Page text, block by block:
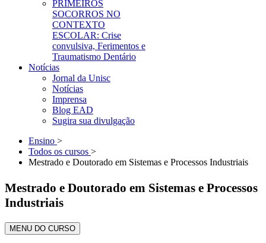
PRIMEIROS
SOCORROS NO
CONTEXTO
ESCOLAR: Crise
convulsiva, Ferimentos e
Traumatismo Dentário
Notícias
Jornal da Unisc
Notícias
Imprensa
Blog EAD
Sugira sua divulgação
Ensino >
Todos os cursos >
Mestrado e Doutorado em Sistemas e Processos Industriais
Mestrado e Doutorado em Sistemas e Processos
Industriais
MENU DO CURSO